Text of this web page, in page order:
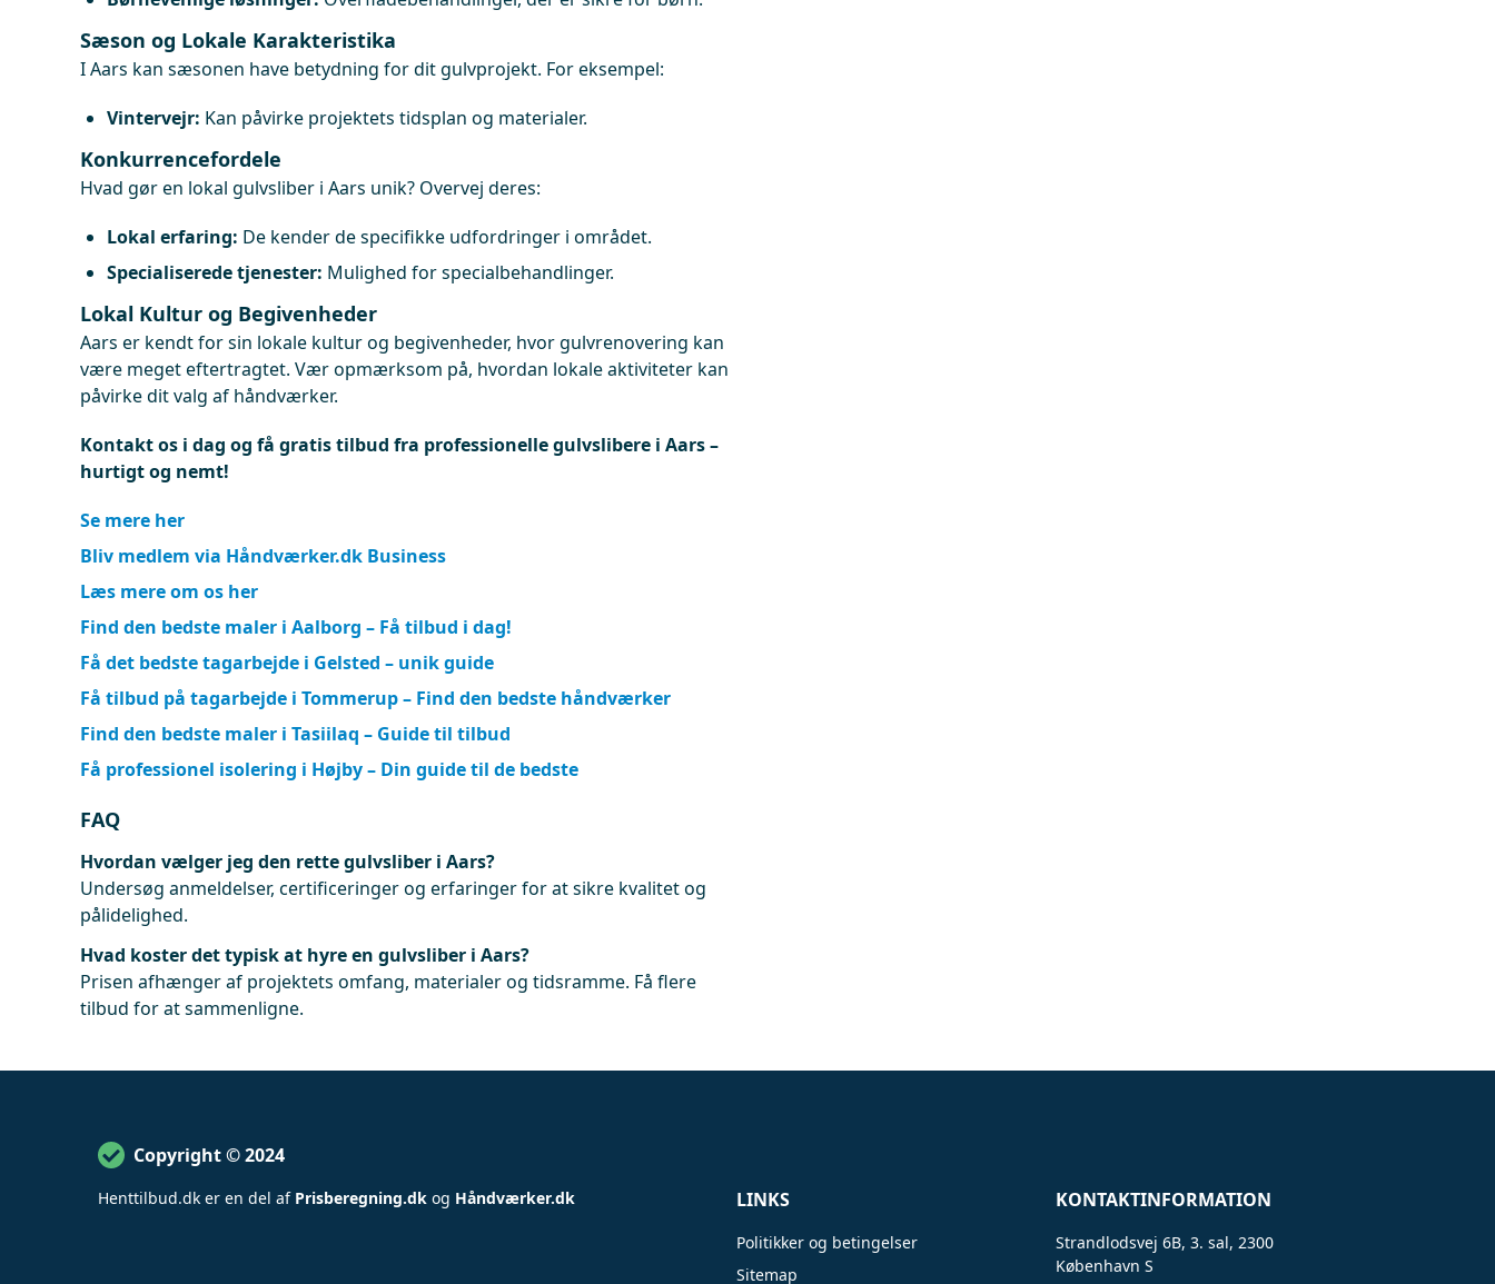
Sæson og Lokale Karakteristika
I Aars kan sæsonen have betydning for dit gulvprojekt. For eksempel:
Vintervejr: Kan påvirke projektets tidsplan og materialer.
Konkurrencefordele
Hvad gør en lokal gulvsliber i Aars unik? Overvej deres:
Lokal erfaring: De kender de specifikke udfordringer i området.
Specialiserede tjenester: Mulighed for specialbehandlinger.
Lokal Kultur og Begivenheder
Aars er kendt for sin lokale kultur og begivenheder, hvor gulvrenovering kan
være meget eftertragtet. Vær opmærksom på, hvordan lokale aktiviteter kan
påvirke dit valg af håndværker.
Kontakt os i dag og få gratis tilbud fra professionelle gulvslibere i Aars –
hurtigt og nemt!
Se mere her
Bliv medlem via Håndværker.dk Business
Læs mere om os her
Find den bedste maler i Aalborg – Få tilbud i dag!
Få det bedste tagarbejde i Gelsted – unik guide
Få tilbud på tagarbejde i Tommerup – Find den bedste håndværker
Find den bedste maler i Tasiilaq – Guide til tilbud
Få professionel isolering i Højby – Din guide til de bedste
FAQ
Hvordan vælger jeg den rette gulvsliber i Aars?
Undersøg anmeldelser, certificeringer og erfaringer for at sikre kvalitet og
pålidelighed.
Hvad koster det typisk at hyre en gulvsliber i Aars?
Prisen afhænger af projektets omfang, materialer og tidsramme. Få flere
tilbud for at sammenligne.
Copyright © 2024
Henttilbud.dk er en del af Prisberegning.dk og Håndværker.dk LINKS
Politikker og betingelser
Sitemap
KONTAKTINFORMATION
Strandlodsvej 6B, 3. sal, 2300
København S